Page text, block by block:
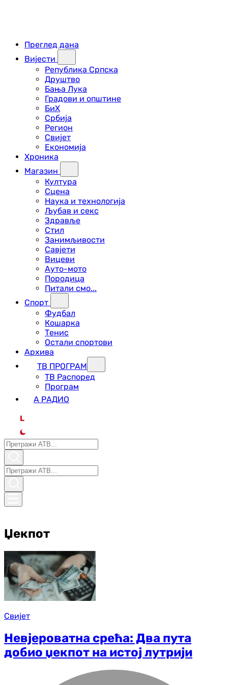
Преглед дана
Вијести
Република Српска
Друштво
Бања Лука
Градови и општине
БиХ
Србија
Регион
Свијет
Економија
Хроника
Магазин
Култура
Сцена
Наука и технологија
Љубав и секс
Здравље
Стил
Занимљивости
Савјети
Вицеви
Ауто-мото
Породица
Питали смо...
Спорт
Фудбал
Кошарка
Тенис
Остали спортови
Архива
ТВ ПРОГРАМ
ТВ Распоред
Програм
А РАДИО
L
Џекпот
Свијет
Невјероватна срећа: Два пута
добио џекпот на истој лутрији